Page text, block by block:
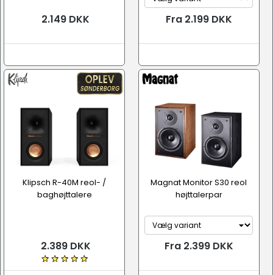
2.149 DKK Fra 2.199 DKK
Klipsch R-40M reol- /
baghøjttalere
2.389 DKK
Magnat Monitor S30 reol
højttalerpar
Fra 2.399 DKK